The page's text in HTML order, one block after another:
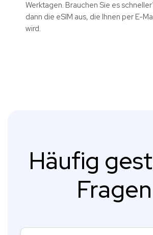
Werktagen. Brauchen Sie es
dann die eSIM aus, die Ihnen per E-
wird.
Häufig
Fragen